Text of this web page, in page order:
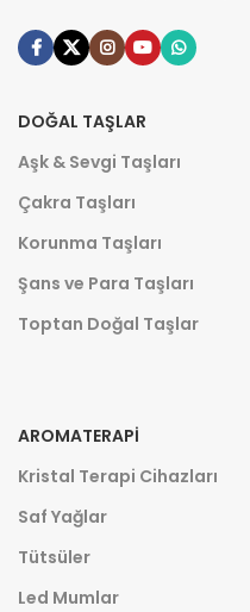
DOĞAL TAŞLAR
Aşk & Sevgi Taşları
Çakra Taşları
Korunma Taşları
Şans ve Para Taşları
Toptan Doğal Taşlar
AROMATERAPI
Kristal Terapi Cihazları
Saf Yağlar
Tütsüler
Led Mumlar